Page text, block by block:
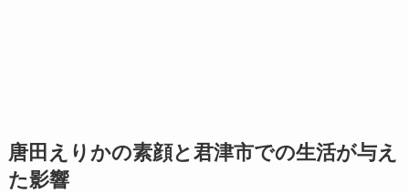
唐田えりかの素顔と君津市での生活が与え
た影響